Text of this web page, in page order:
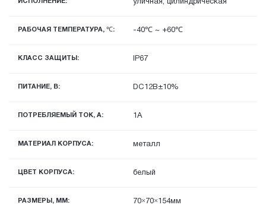
уличная, цилиндрическая
РАБОЧАЯ ТЕМПЕРАТУРА, ℃: -40℃ ~ +60℃
КЛАСС ЗАЩИТЫ: IP67
ПИТАНИЕ, В: DC12В±10%
ПОТРЕБЛЯЕМЫЙ ТОК, А: 1А
МАТЕРИАЛ КОРПУСА: металл
ЦВЕТ КОРПУСА: белый
РАЗМЕРЫ, ММ: 70×70×154мм